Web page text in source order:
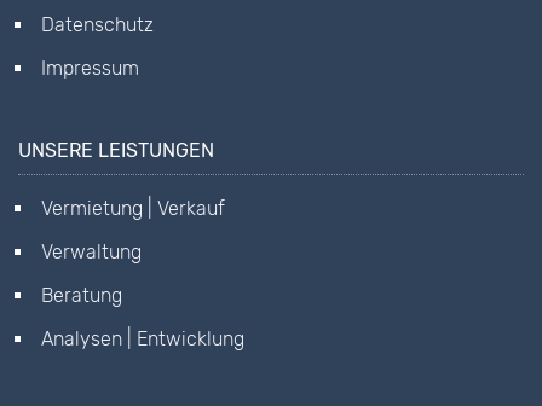
Datenschutz
Impressum
UNSERE LEISTUNGEN
Vermietung | Verkauf
Verwaltung
Beratung
Analysen | Entwicklung